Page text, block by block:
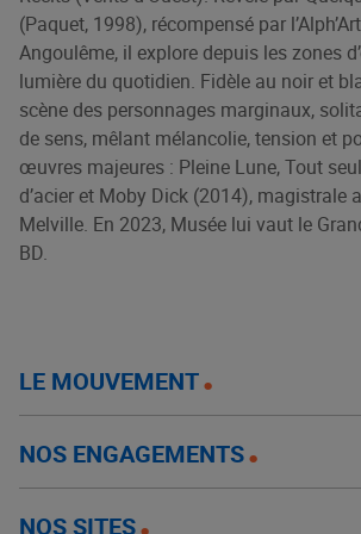
(Paquet, 1998), récompensé par
Angoulême, il explore depuis les zones
lumière du quotidien. Fidèle au noir et
scène des personnages marginaux,
de sens, mêlant mélancolie, tension et
œuvres majeures : Pleine Lune, Tout
d’acier et Moby Dick (2014), magistrale
Melville. En 2023, Musée lui vaut le
BD.
LE MOUVEMENT
NOS ENGAGEMENTS
NOS SITES